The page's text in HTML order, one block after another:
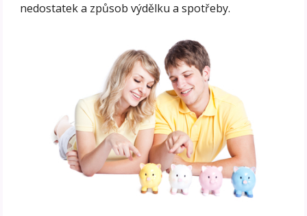
nedostatek a způsob výdělku a spotřeby.